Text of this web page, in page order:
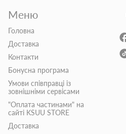
Меню
Головна
Доставка
Контакти
Бонусна програма
Умови співправці із
зовнішніми сервісами
"Оплата частинами" на
сайті KSUU STORE
Доставка